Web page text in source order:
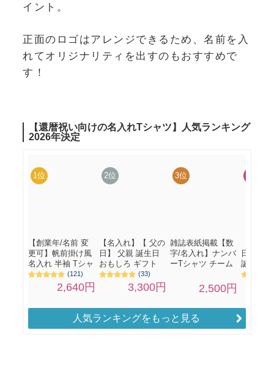
イント。
正面のロゴはアレンジできるため、名前を入
れてオリジナリティを出すのもおすすめで
す！
人気ランキングをもっと見る